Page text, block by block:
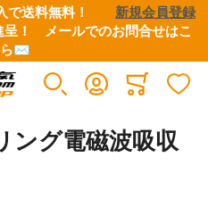
で送料無料！ 新規会員登録
呈！ メールでのお問合せはこ
ら✉
ング電磁波吸収